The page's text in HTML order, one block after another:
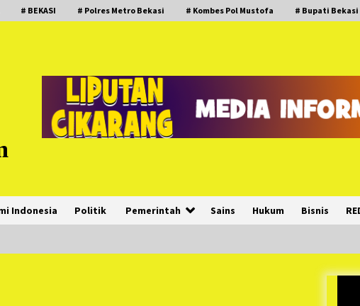
# BEKASI # Polres Metro Bekasi # Kombes Pol Mustofa # Bupati Bekasi
Indonesia Politik Pemerintah Sains Hukum Bisnis